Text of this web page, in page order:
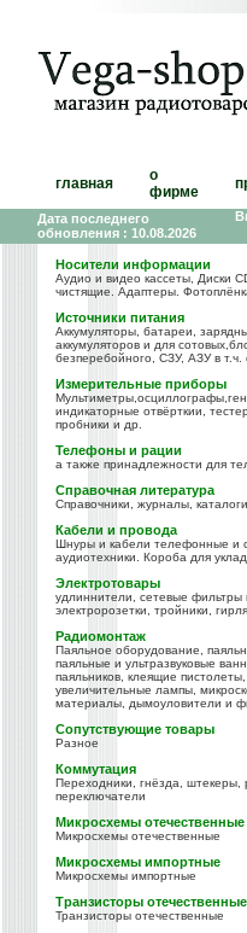
главная
о
фирме
Дата последнего
обновления : 10.08.2026
Носители информации
Аудио и видео кассеты, Диски
чистящие. Адаптеры.
Источники питания
Аккумуляторы, батареи,
аккумуляторов и для
безперебойного, СЗУ, АЗУ в т.ч.
Измерительные приборы
индикаторные отвёрткии,
пробники и др.
Телефоны и рации
а также принадлежности для
Справочная литература
Справочники, журналы,
Кабели и провода
Шнуры и кабели телефонные и
аудиотехники. Короба для
Электротовары
удлиннители, сетевые фильтры
электророзетки, тройники,
Радиомонтаж
Паяльное оборудование,
паяльные и ультразвуковые
паяльников, клеящие
увеличительные лампы,
материалы, дымоуловители и
Сопутствующие товары
Разное
Коммутация
Переходники, гнёзда, штекеры,
переключатели
Микросхемы отечественные
Микросхемы отечественные
Микросхемы импортные
Микросхемы импортные
Транзисторы отечественные
Транзисторы отечественные